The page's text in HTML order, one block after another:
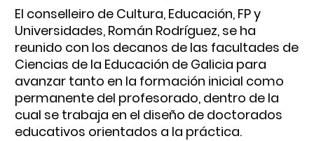
El conselleiro de Cultura, Educación, FP y
Universidades, Román Rodríguez, se ha
reunido con los decanos de las facultades de
Ciencias de la Educación de Galicia para
avanzar tanto en la formación inicial como
permanente del profesorado, dentro de la
cual se trabaja en el diseño de doctorados
educativos orientados a la práctica.